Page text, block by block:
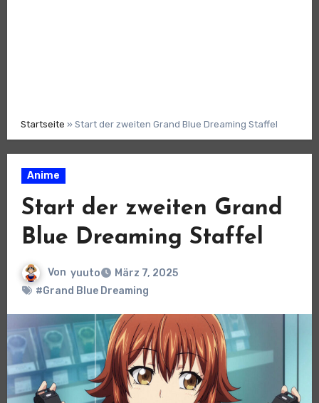
Startseite » Start der zweiten Grand Blue Dreaming Staffel
Anime
Start der zweiten Grand
Blue Dreaming Staffel
Von yuuto
März 7, 2025
#Grand Blue Dreaming